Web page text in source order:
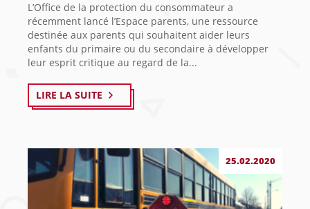
L’Office de la protection du consommateur a
récemment lancé l’Espace parents, une ressource
destinée aux parents qui souhaitent aider leurs
enfants du primaire ou du secondaire à développer
leur esprit critique au regard de la...
LIRE LA SUITE
25.02.2020